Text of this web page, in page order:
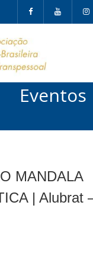
Eventos
MANDALA
| Alubrat